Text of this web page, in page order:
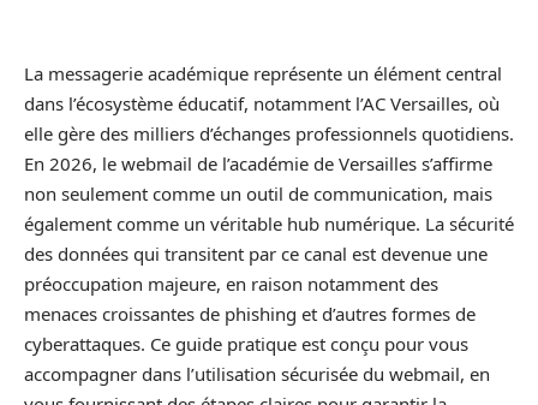
La messagerie académique représente un élément central
dans l’écosystème éducatif, notamment l’AC Versailles, où
elle gère des milliers d’échanges professionnels quotidiens.
En 2026, le webmail de l’académie de Versailles s’affirme
non seulement comme un outil de communication, mais
également comme un véritable hub numérique. La sécurité
des données qui transitent par ce canal est devenue une
préoccupation majeure, en raison notamment des
menaces croissantes de phishing et d’autres formes de
cyberattaques. Ce guide pratique est conçu pour vous
accompagner dans l’utilisation sécurisée du webmail, en